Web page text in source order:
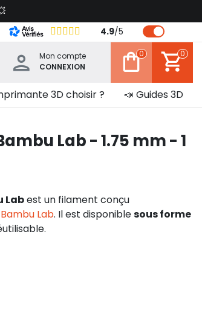
4.9/5
Mon compte
CONNEXION
0 0
3D choisir ? 📣 Guides 3D
Lab - 1.75 mm - 1
Labest un filament conçu
Lab. Il est disponiblesous forme